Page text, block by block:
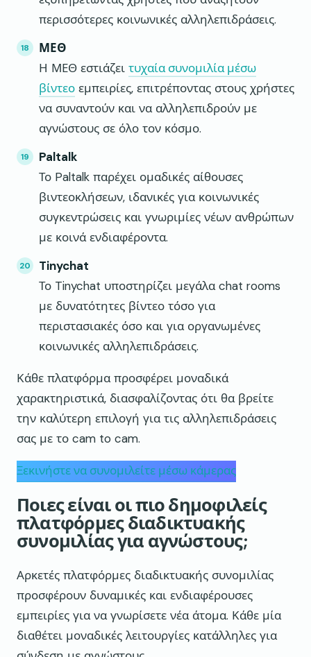
περισσότερες κοινωνικές αλληλεπιδράσεις.
ΜΕΘ
Η ΜΕΘ εστιάζει τυχαία συνομιλία μέσω
βίντεο εμπειρίες, επιτρέποντας στους χρήστες
να συναντούν και να αλληλεπιδρούν με
αγνώστους σε όλο τον κόσμο.
Paltalk
Το Paltalk παρέχει ομαδικές αίθουσες
βιντεοκλήσεων, ιδανικές για κοινωνικές
συγκεντρώσεις και γνωριμίες νέων ανθρώπων
με κοινά ενδιαφέροντα.
Tinychat
Το Tinychat υποστηρίζει μεγάλα chat rooms
με δυνατότητες βίντεο τόσο για
περιστασιακές όσο και για οργανωμένες
κοινωνικές αλληλεπιδράσεις.
Κάθε πλατφόρμα προσφέρει μοναδικά
χαρακτηριστικά, διασφαλίζοντας ότι θα βρείτε
την καλύτερη επιλογή για τις αλληλεπιδράσεις
σας με το cam to cam.
Ξεκινήστε να συνομιλείτε μέσω κάμερας
Ποιες είναι οι πιο δημοφιλείς
πλατφόρμες διαδικτυακής
συνομιλίας για αγνώστους;
Αρκετές πλατφόρμες διαδικτυακής συνομιλίας
προσφέρουν δυναμικές και ενδιαφέρουσες
εμπειρίες για να γνωρίσετε νέα άτομα. Κάθε μία
διαθέτει μοναδικές λειτουργίες κατάλληλες για